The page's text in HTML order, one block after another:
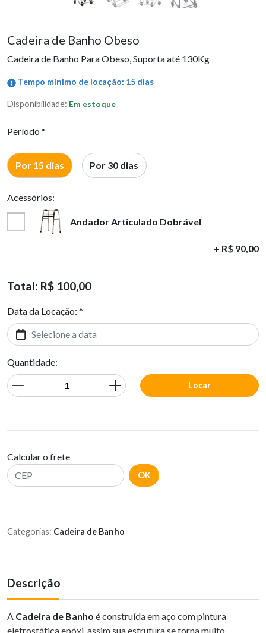
Cadeira de Banho Obeso
Cadeira de Banho Para Obeso, Suporta até 130Kg
Tempo mínimo de locação: 15 dias
Disponibilidade: Em estoque
Período *
Por 15 dias Por 30 dias
Acessórios:
Andador Articulado Dobrável
+ R$ 90,00
Total: R$ 100,00
Data da Locação: *
Quantidade:
Locar
Calcular o frete
OK
Categorias: Cadeira de Banho
Descrição
A Cadeira de Banho é construída em aço com pintura
eletrostática epóxi, assim sua estrutura se torna muito